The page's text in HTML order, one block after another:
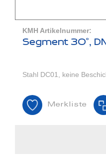
KMH Artikelnummer:
Segment 30°,
Stahl DC01, keine
Merkliste